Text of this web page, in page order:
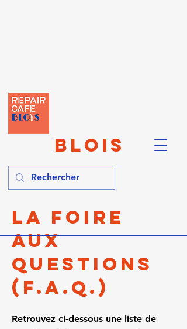
BLOIS
La Foire
aux
Questions
(F.A.Q.)
Retrouvez ci-dessous une liste de